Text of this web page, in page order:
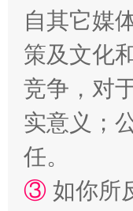
自其它媒
策及文化
竞争，对
实意义；
任。
③ 如你所